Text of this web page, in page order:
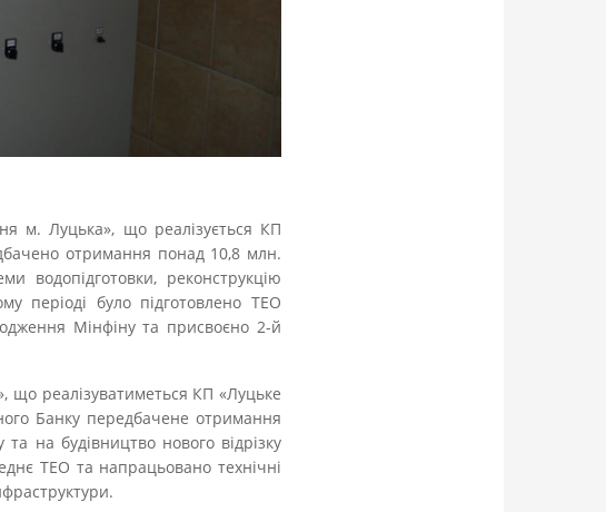
м. Луцька», що реалізується КП
отримання понад 10,8 млн.
водопідготовки, реконструкцію
періоді було підготовлено ТЕО
Мінфіну та присвоєно 2-й
що реалізуватиметься КП «Луцьке
Банку передбачене отримання
на будівництво нового відрізку
ТЕО та напрацьовано технічні